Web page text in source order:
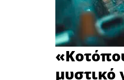
μυστικό